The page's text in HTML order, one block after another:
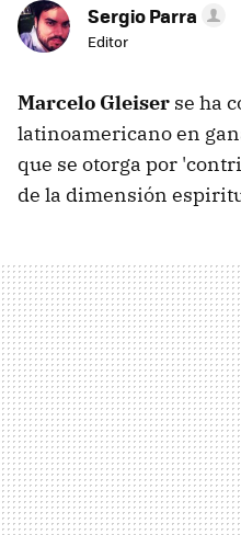
Sergio Parra
Editor
Marcelo Gleiser se ha
latinoamericano en
que se otorga por
de la dimensión